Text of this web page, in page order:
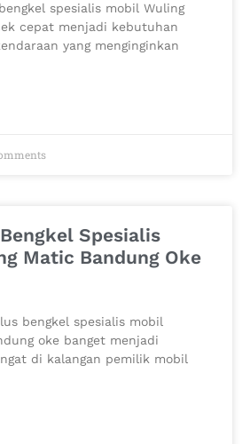
spesialis mobil Wuling
cepat menjadi kebutuhan
yang menginginkan
Spesialis
Matic Bandung Oke
bengkel spesialis mobil
oke banget menjadi
di kalangan pemilik mobil